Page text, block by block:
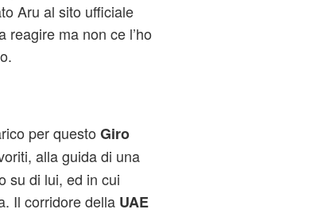
Aru al sito ufficiale
reagire ma non ce l’ho
per questo Giro
alla guida di una
su di lui, ed in cui
Il corridore della UAE